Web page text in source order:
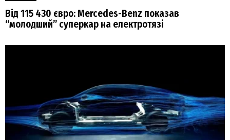
Від 115 430 євро: Mercedes-Benz показав
“молодший” суперкар на електротязі